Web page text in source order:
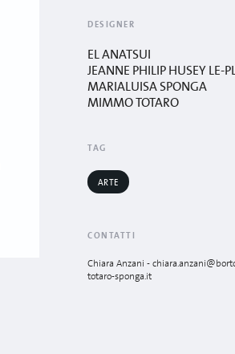
DESIGNER
EL ANATSUI
JEANNE PHILIP HUSEY LE-
MARIALUISA SPONGA
MIMMO TOTARO
TAG
ARTE
CONTATTI
Chiara Anzani -
totaro-sponga.it